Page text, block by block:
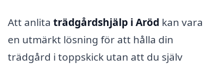
Att anlita trädgårdshjälp i Aröd kan vara
en utmärkt lösning för att hålla din
trädgård i toppskick utan att du själv